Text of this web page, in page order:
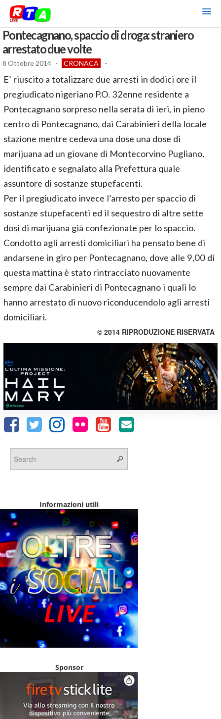
Pontecagnano, spaccio di droga: straniero
arrestato due volte
8 Ottobre 2014 - CRONACA -
E’ riuscito a totalizzare due arresti in dodici ore il
pregiudicato nigeriano P.O. 32enne residente a
Pontecagnano sorpreso nella serata di ieri, in pieno
centro di Pontecagnano, dai Carabinieri della locale
stazione mentre cedeva una dose una dose di
marijuana ad un giovane di Montecorvino Pugliano,
identificato e segnalato alla Prefettura quale
assuntore di sostanze stupefacenti.
Per il pregiudicato invece l’arresto per spaccio di
sostanze stupefacenti ed il sequestro di altre sette
dosi di marijuana già confezionate per lo spaccio.
Condotto agli arresti domiciliari ha pensato bene di
andarsene in giro per Pontecagnano, dove alle 9,00 di
questa mattina è stato rintracciato nuovamente
sempre dai Carabinieri di Pontecagnano i quali lo
hanno arrestato di nuovo riconducendolo agli arresti
domiciliari.
© 2014 RIPRODUZIONE RISERVATA
Informazioni utili
Sponsor